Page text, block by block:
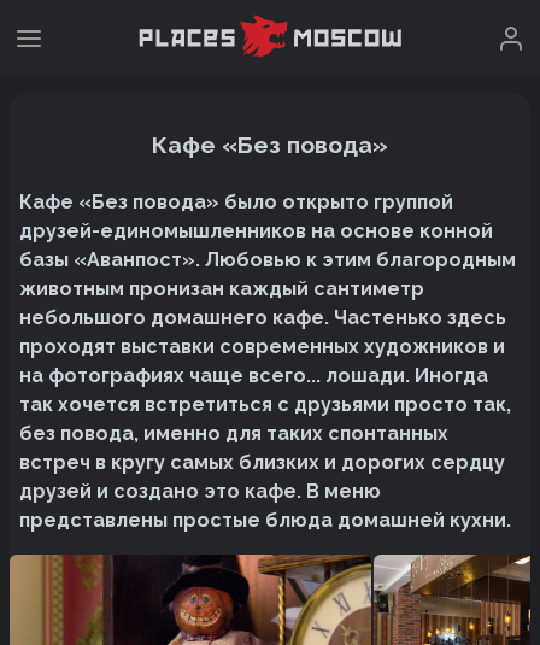
Кафе «Без повода»
Кафе «Без повода» было открыто группой
друзей-единомышленников на основе конной
базы «Аванпост». Любовью к этим благородным
животным пронизан каждый сантиметр
небольшого домашнего кафе. Частенько здесь
проходят выставки современных художников и
на фотографиях чаще всего... лошади. Иногда
так хочется встретиться с друзьями просто так,
без повода, именно для таких спонтанных
встреч в кругу самых близких и дорогих сердцу
друзей и создано это кафе. В меню
представлены простые блюда домашней кухни.